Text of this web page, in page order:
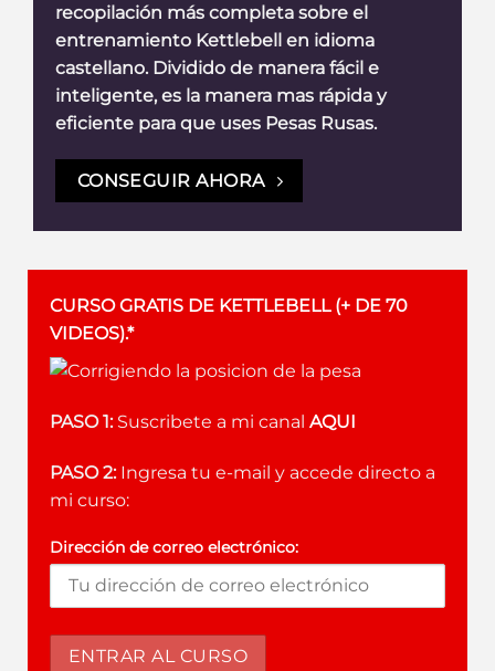
recopilación más completa sobre el
entrenamiento Kettlebell en idioma
castellano. Dividido de manera fácil e
inteligente, es la manera mas rápida y
eficiente para que uses Pesas Rusas.
CONSEGUIR AHORA
CURSO GRATIS DE KETTLEBELL (+ DE 70
VIDEOS).*
PASO 1:Suscribete a mi canal AQUI
PASO 2:Ingresa tu e-mail y accede directo a
mi curso:
Dirección de correo electrónico: